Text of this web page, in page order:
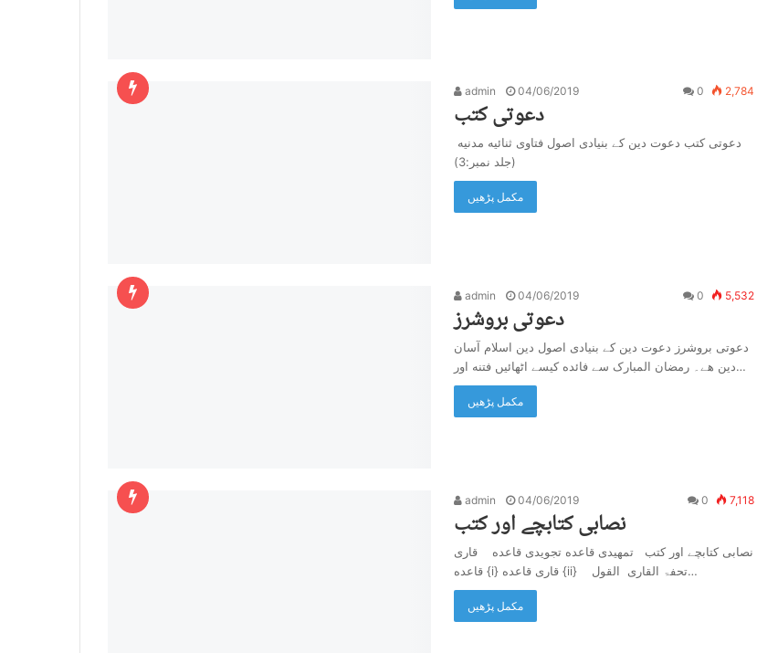
admin 04/06/2019 0 2,784
دعوتی کتب
دعوتی کتب دعوت دین کے بنیادی اصول فتاوی ثنائیه مدنیه
(جلد نمبر:3)
مکمل پڑھیں
admin 04/06/2019 0 5,532
دعوتی بروشرز
دعوتی بروشرز دعوت دین کے بنیادی اصول دین اسلام آسان
دین هے۔ رمضان المبارک سے فائده کیسے اٹھائیں فتنه اور…
مکمل پڑھیں
admin 04/06/2019 0 7,118
نصابی کتابچے اور کتب
نصابی کتابچے اور کتب تمهیدی قاعده تجویدی قاعده قاری
قاعده {i} قاری قاعده {ii} تحفۃ القاری القول…
مکمل پڑھیں